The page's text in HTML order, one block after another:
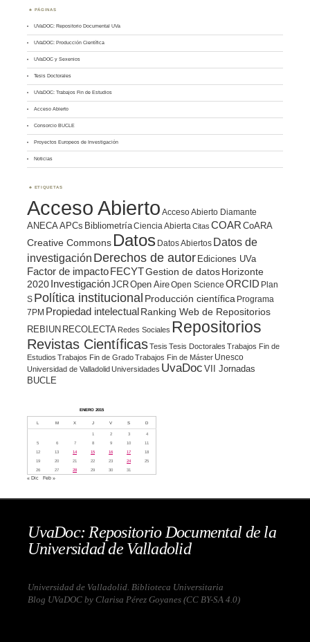
PÁGINAS
UVaDOC: Repositorio Documental UVa
UVaDOC: Producción Científica
UVaDOC y Sexenios
Tesis Doctorales
UVaDOC: Trabajos Fin de Estudios
Acceso Abierto
Consorcio BUCLE
Proyectos Europeos de Investigación
Noticias
ETIQUETAS
Acceso Abierto Acceso Abierto Diamante
ANECAAPCs BibliometríaCiencia Abierta Citas COAR CoARA
Creative Commons Datos Datos Abiertos Datos de
investigación Derechos de autor Ediciones UVa
Factor de impacto FECYTGestion de datosHorizonte
2020 InvestigaciónJCROpen AireOpen Science ORCID Plan
S Política institucional Producción científica Programa
7PM Propiedad intelectualRanking Web de Repositorios
REBIUN RECOLECTA Redes Sociales Repositorios
Revistas CientíficasTesis Tesis Doctorales Trabajos Fin de
Estudios Trabajos Fin de GradoTrabajos Fin de Máster Unesco
Universidad de Valladolid Universidades UvaDoc VII Jornadas
BUCLE
ENERO 2015
L M X J V S D
1 2 3
4
5
6 7 8 9 10
11
12
13 14 15 16 17
18
19
20 21 22 23 24
25
26
27 28 29 30 31
« Dic Feb »
UvaDoc: Repositorio Documental de la
Universidad de Valladolid
Universidad de Valladolid. Biblioteca Universitaria
Blog UVaDOC by Clarisa Pérez Goyanes (CC BY-SA 4.0)